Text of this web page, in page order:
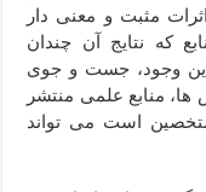
مثبت و معنی دار
که نتایج آن چندان
این وجود، جست و جوی
منابع علمی منتشر
است می تواند